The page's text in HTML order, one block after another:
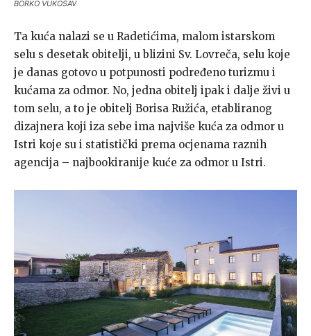
BORKO VUKOSAV
Ta kuća nalazi se u Radetićima, malom istarskom
selu s desetak obitelji, u blizini Sv. Lovreča, selu koje
je danas gotovo u potpunosti podređeno turizmu i
kućama za odmor. No, jedna obitelj ipak i dalje živi u
tom selu, a to je obitelj Borisa Ružića, etabliranog
dizajnera koji iza sebe ima najviše kuća za odmor u
Istri koje su i statistički prema ocjenama raznih
agencija – najbookiranije kuće za odmor u Istri.